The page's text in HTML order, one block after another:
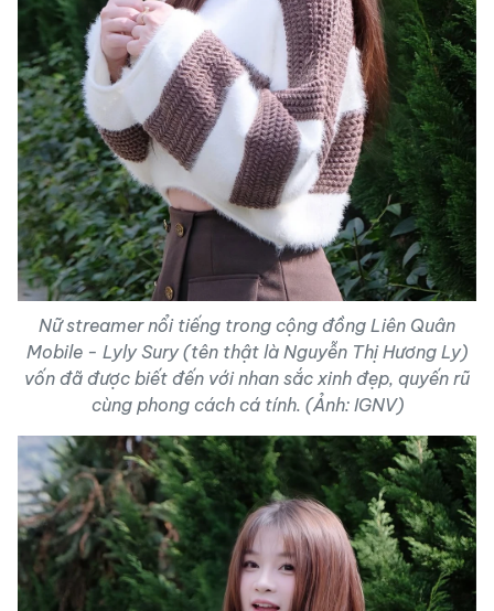
Nữ streamer nổi tiếng trong cộng đồng Liên Quân
Mobile - Lyly Sury (tên thật là Nguyễn Thị Hương Ly)
vốn đã được biết đến với nhan sắc xinh đẹp, quyến rũ
cùng phong cách cá tính. (Ảnh: IGNV)